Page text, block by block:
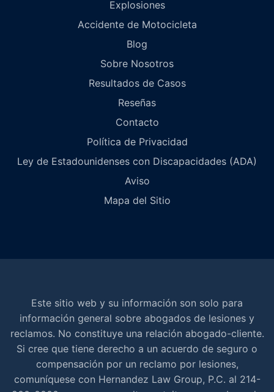
Explosiones
Accidente de Motocicleta
Blog
Sobre Nosotros
Resultados de Casos
Reseñas
Contacto
Política de Privacidad
Ley de Estadounidenses con Discapacidades (ADA)
Aviso
Mapa del Sitio
Este sitio web y su información son solo para
información general sobre abogados de lesiones y
reclamos. No constituye una relación abogado-cliente.
Si cree que tiene derecho a un acuerdo de seguro o
compensación por un reclamo por lesiones,
comuníquese con Hernandez Law Group, P.C. al 214-